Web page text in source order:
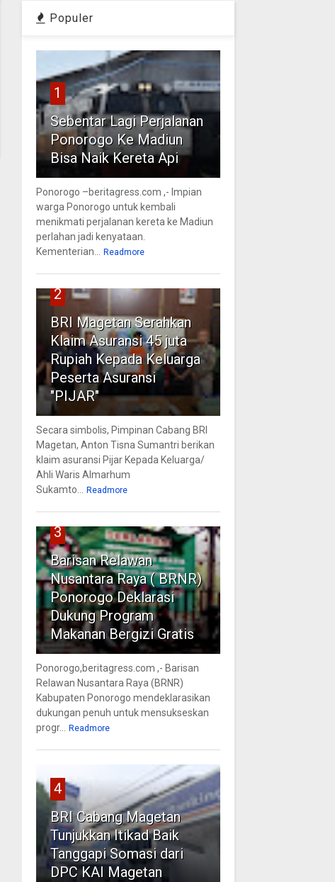
Populer
1
Sebentar Lagi Perjalanan
Ponorogo Ke Madiun
Bisa Naik Kereta Api
Ponorogo –beritagress.com ,- Impian
warga Ponorogo untuk kembali
menikmati perjalanan kereta ke Madiun
perlahan jadi kenyataan.
Kementerian...
Readmore
2
BRI Magetan Serahkan
Klaim Asuransi 45 juta
Rupiah Kepada Keluarga
Peserta Asuransi
"PIJAR"
Secara simbolis, Pimpinan Cabang BRI
Magetan, Anton Tisna Sumantri berikan
klaim asuransi Pijar Kepada Keluarga/
Ahli Waris Almarhum
Sukamto...
Readmore
3
Barisan Relawan
Nusantara Raya ( BRNR)
Ponorogo Deklarasi
Dukung Program
Makanan Bergizi Gratis
Ponorogo,beritagress.com ,- Barisan
Relawan Nusantara Raya (BRNR)
Kabupaten Ponorogo mendeklarasikan
dukungan penuh untuk mensukseskan
progr...
Readmore
4
BRI Cabang Magetan
Tunjukkan Itikad Baik
Tanggapi Somasi dari
DPC KAI Magetan